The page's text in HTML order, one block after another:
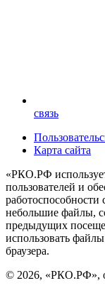
связь
Карта сайта
«РКО.РФ
пользователей и
работоспособности
небольшие файлы,
предыдущих
использовать
браузера.
© 2026, «РКО.РФ»,